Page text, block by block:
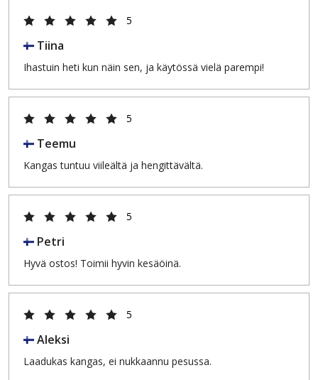
5
Tiina
Ihastuin heti kun näin sen, ja käytössä vielä parempi!
5
Teemu
Kangas tuntuu viileältä ja hengittävältä.
5
Petri
Hyvä ostos! Toimii hyvin kesäöinä.
5
Aleksi
Laadukas kangas, ei nukkaannu pesussa.